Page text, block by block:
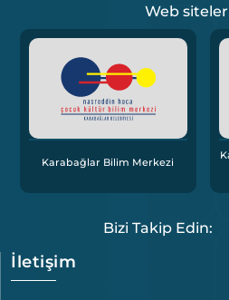
Web
Karabağlar Bilim Merkezi
Bizi Takip Edin:
İletişim